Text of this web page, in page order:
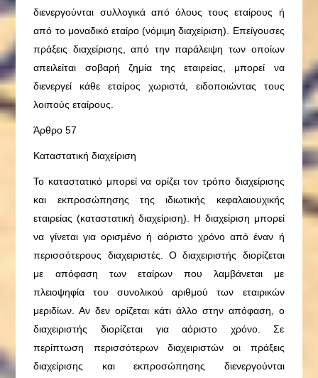
διενεργούνται συλλογικά από όλους τους εταίρους ή
από το μοναδικό εταίρο (νόμιμη διαχείριση). Επείγουσες
πράξεις διαχείρισης, από την παράλειψη των οποίων
απειλείται σοβαρή ζημία της εταιρείας, μπορεί να
διενεργεί κάθε εταίρος χωριστά, ειδοποιώντας τους
λοιπούς εταίρους.
Άρθρο 57
Καταστατική διαχείριση
Το καταστατικό μπορεί να ορίζει τον τρόπο διαχείρισης
και εκπροσώπησης της ιδιωτικής κεφαλαιουχικής
εταιρείας (καταστατική διαχείριση). Η διαχείριση μπορεί
να γίνεται για ορισμένο ή αόριστο χρόνο από έναν ή
περισσότερους διαχειριστές. Ο διαχειριστής διορίζεται
με απόφαση των εταίρων που λαμβάνεται με
πλειοψηφία του συνολικού αριθμού των εταιρικών
μεριδίων. Αν δεν ορίζεται κάτι άλλο στην απόφαση, ο
διαχειριστής διορίζεται για αόριστο χρόνο. Σε
περίπτωση περισσότερων διαχειριστών οι πράξεις
διαχείρισης και εκπροσώπησης διενεργούνται